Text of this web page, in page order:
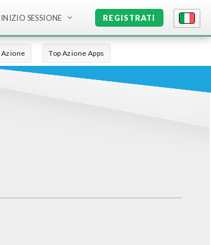
INIZIO SESSIONE REGISTRATI
Azione Top Azione Apps